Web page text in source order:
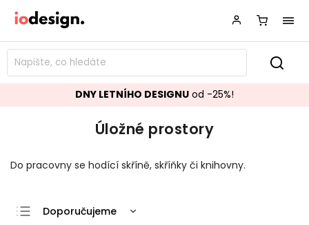
DNY LETNÍHO DESIGNU od -25%!
Úložné prostory
Do pracovny se hodící skříně, skříňky či knihovny.
Doporučujeme